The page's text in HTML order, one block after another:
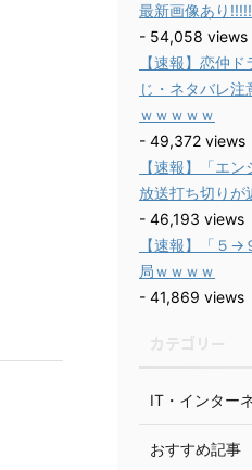
最新画像あり
- 54,058 views
【速報】恋仲
じ・ネタバレ
ｗｗｗｗｗ
- 49,372 views
【速報】「エ
放送打ち切りが
- 46,193 views
【速報】「５→
局ｗｗｗｗ
- 41,869 views
IT・インター
おすすめ記事